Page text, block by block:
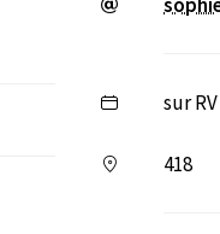
sur RV
418